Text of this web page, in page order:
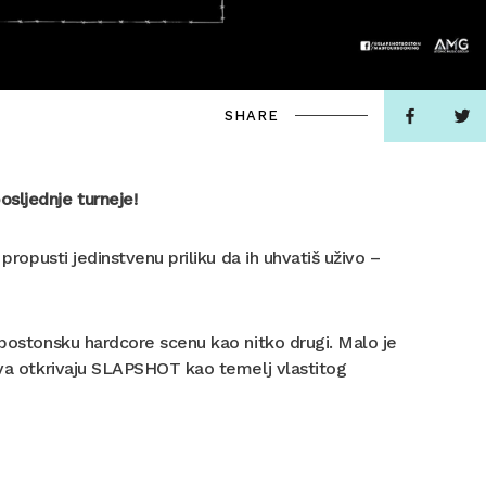
SHARE
turneje!
jedinstvenu priliku da ih uhvatiš uživo –
hardcore scenu kao nitko drugi. Malo je
otkrivaju SLAPSHOT kao temelj vlastitog